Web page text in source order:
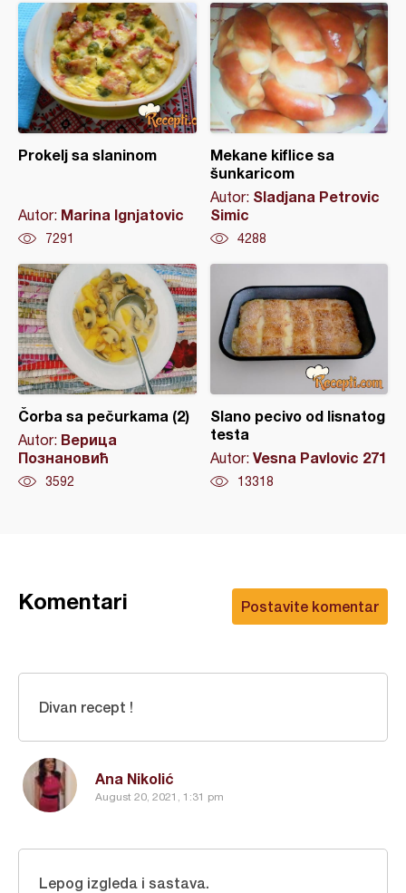
Prokelj sa slaninom
Autor: Marina Ignjatovic
7291
Mekane kiflice sa
šunkaricom
Autor: Sladjana Petrovic
Simic
4288
Čorba sa pečurkama (2)
Autor: Верица
Познановић
3592
Slano pecivo od lisnatog
testa
Autor: Vesna Pavlovic 271
13318
Postavite komentar
Komentari
Ana Nikolić
August 20, 2021, 1:31 pm
Divan recept !
Lepog izgleda i sastava.